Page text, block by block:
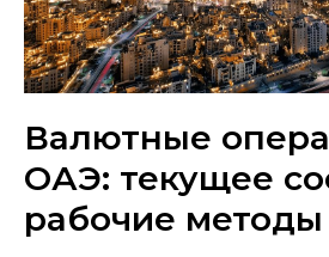
Валютные
ОАЭ: текущее
рабочие методы